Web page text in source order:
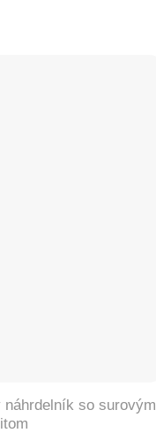
náhrdelník so surovým